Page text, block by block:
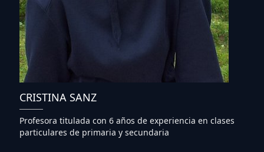
CRISTINA SANZ
Profesora titulada con 6 años de experiencia en clases
particulares de primaria y secundaria